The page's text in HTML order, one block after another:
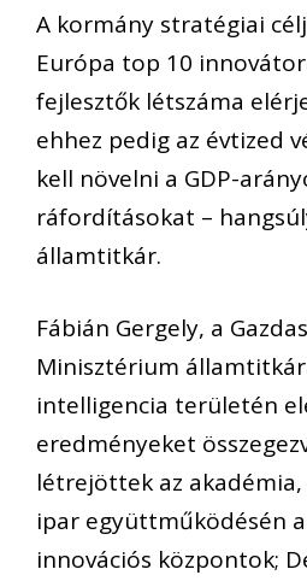
A kormány stratégiai
Európa top 10
fejlesztők létszáma
ehhez pedig az évtized
kell növelni a GDP-
ráfordításokat –
államtitkár.
Fábián Gergely, a
Minisztérium
intelligencia területén
eredményeket
létrejöttek az akadémia,
ipar együttműködésén
innovációs központok;